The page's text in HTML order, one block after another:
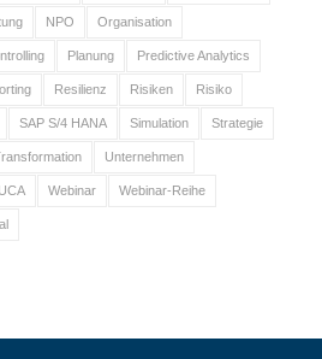
NPO Organisation
Planung Predictive Analytics
Resilienz Risiken Risiko
SAP S/4 HANA Simulation Strategie
Unternehmen
Webinar Webinar-Reihe